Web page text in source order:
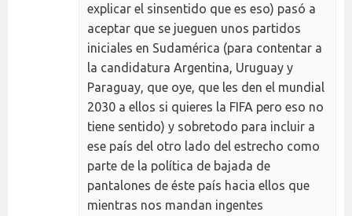
explicar el sinsentido que es eso) pasó a
aceptar que se jueguen unos partidos
iniciales en Sudamérica (para contentar a
la candidatura Argentina, Uruguay y
Paraguay, que oye, que les den el mundial
2030 a ellos si quieres la FIFA pero eso no
tiene sentido) y sobretodo para incluir a
ese país del otro lado del estrecho como
parte de la política de bajada de
pantalones de éste país hacia ellos que
mientras nos mandan ingentes